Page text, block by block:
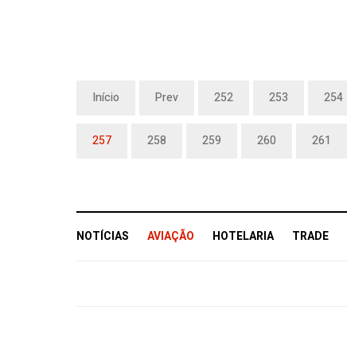
Início Prev 252 253 254
257 258 259 260 261
NOTÍCIAS AVIAÇÃO HOTELARIA TRADE